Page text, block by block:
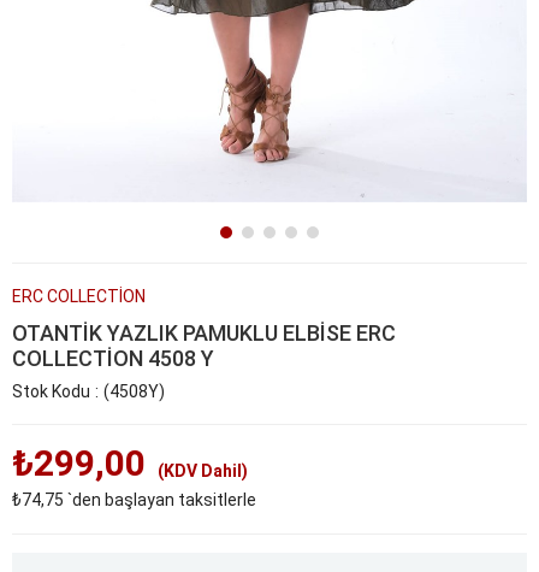
ERC COLLECTİON
OTANTİK YAZLIK PAMUKLU ELBİSE ERC
COLLECTİON 4508 Y
Stok Kodu (4508Y)
₺299,00
(KDV Dahil)
₺74,75 `den başlayan taksitlerle